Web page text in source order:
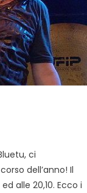
ci
dell’anno! Il
alle 20,10. Ecco i